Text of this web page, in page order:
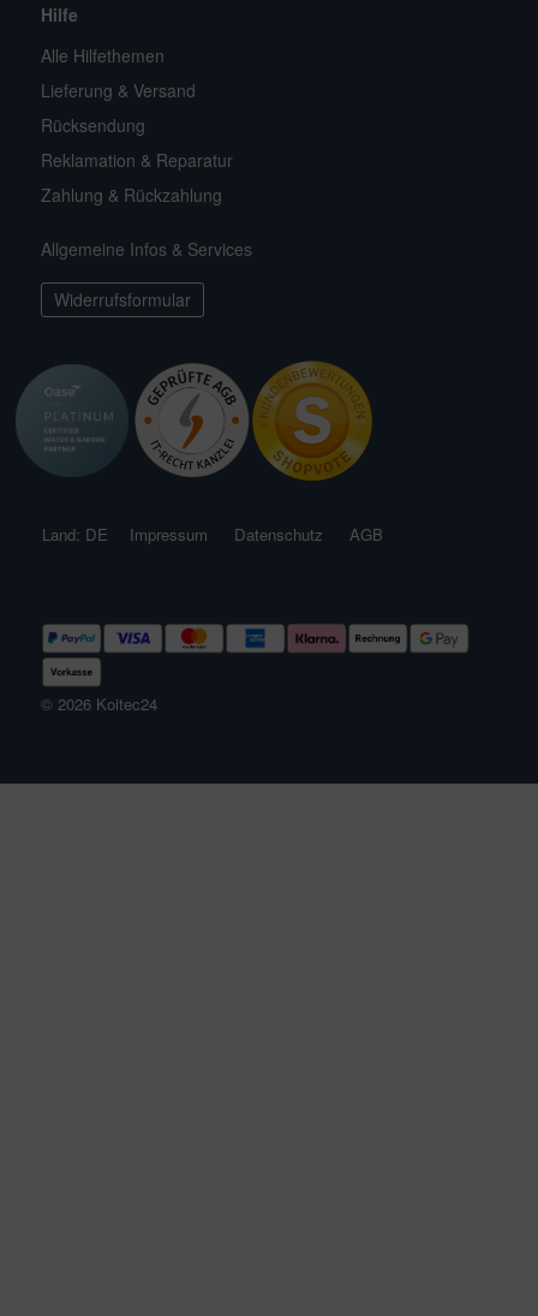
Hilfe
Alle Hilfethemen
Lieferung & Versand
Rücksendung
Reklamation & Reparatur
Zahlung & Rückzahlung
Allgemeine Infos & Services
Widerrufsformular
© 2026 Koitec24
Land: DE Impressum Datenschutz AGB